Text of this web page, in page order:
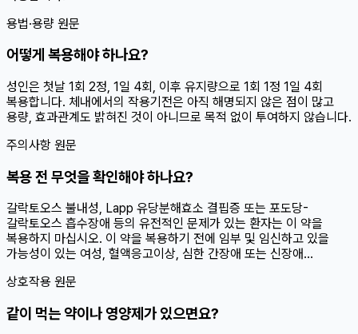
용법·용량 원문
어떻게 복용해야 하나요?
성인은 첫날 1회 2정, 1일 4회, 이후 유지량으로 1회 1정 1일 4회
복용합니다. 체내에서의 작용기전은 아직 해명되지 않은 점이 많고
용량, 효과관계도 밝혀진 것이 아니므로 목적 없이 투여하지 않습니다.
주의사항 원문
복용 전 무엇을 확인해야 하나요?
갈락토오스 불내성, Lapp 유당분해효소 결핍증 또는 포도당-
갈락토오스 흡수장애 등의 유전적인 문제가 있는 환자는 이 약을
복용하지 마십시오. 이 약을 복용하기 전에 임부 및 임신하고 있을
가능성이 있는 여성, 혈액응고이상, 심한 간장애 또는 신장애...
상호작용 원문
같이 먹는 약이나 영양제가 있으면요?